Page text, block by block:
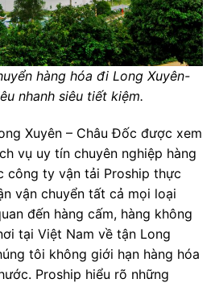
hàng hóa đi Long Xuyên-
nhanh siêu tiết kiệm.
Xuyên – Châu Đốc được xem
vụ uy tín chuyên nghiệp hàng
công ty vận tải Proship thực
vận chuyển tất cả mọi loại
đến hàng cấm, hàng không
tại Việt Nam về tận Long
tôi không giới hạn hàng hóa
Proship hiểu rõ những